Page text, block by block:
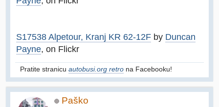
S17538 Alpetour, Kranj KR 62-12F by Duncan
Payne, on Flickr
Pratite stranicu autobusi.org retro na Facebooku!
Paško